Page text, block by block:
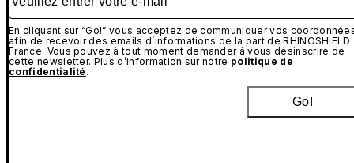
En cliquant sur “Go!” vous acceptez de communiquer vos
afin de recevoir des emails d’informations de la part de RHINOSHIELD
France. Vous pouvez à tout moment demander à vous désinscrire de
cette newsletter. Plus d’information sur notre politique de
confidentialité .
Go!